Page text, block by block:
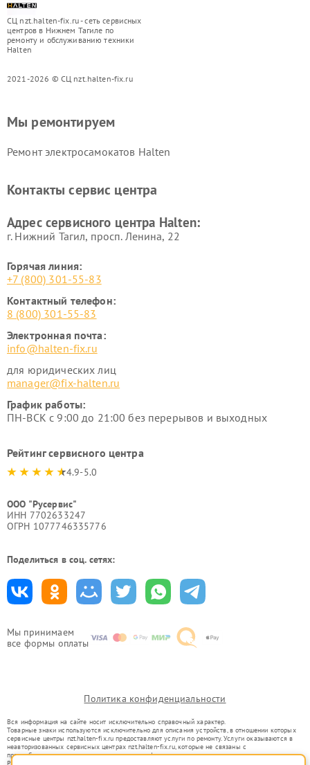
СЦ nzt.halten-fix.ru - сеть сервисных
центров в Нижнем Тагиле по
ремонту и обслуживанию техники
Halten
2021-2026 © СЦ nzt.halten-fix.ru
Мы принимаем
все формы оплаты
Мы ремонтируем
Ремонт электросамокатов Halten
Контакты сервис центра
Адрес сервисного центра Halten:
г. Нижний Тагил, просп. Ленина, 22
Горячая линия:
+7 (800) 301-55-83
Контактный телефон:
8 (800) 301-55-83
Электронная почта:
info@halten-fix.ru
для юридических лиц
manager@fix-halten.ru
График работы:
ПН-ВСК с 9:00 до 21:00 без перерывов и выходных
Рейтинг сервисного центра
4.9-5.0
ООО "Русервис"
ИНН 7702633247
ОГРН 1077746335776
Поделиться в соц. сетях:
Политика конфиденциальности
Вся информация на сайте носит исключительно справочный характер.
Товарные знаки используются исключительно для описания устройств, в отношении которых
сервисные центры nzt.halten-fix.ru предоставляют услуги по ремонту. Услуги оказываются в
неавторизованных сервисных центрах nzt.halten-fix.ru, которые не связаны с
правообладателями товарных знаков или их официальными представителями.